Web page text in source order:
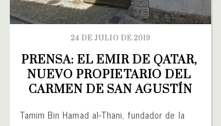
24 DE JULIO DE 2019
PRENSA: EL EMIR DE QATAR,
NUEVO PROPIETARIO DEL
CARMEN DE SAN AGUSTÍN
Tamim Bin Hamad al-Thani, fundador de la